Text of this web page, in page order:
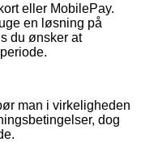
eller MobilePay.
en løsning på
du ønsker at
man i virkeligheden
dog